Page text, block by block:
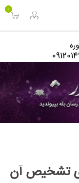
0
تشخیص آن